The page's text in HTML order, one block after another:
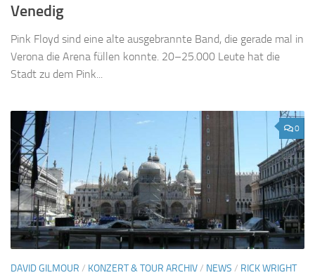
Venedig
Pink Floyd sind eine alte ausgebrannte Band, die gerade mal in
Verona die Arena füllen konnte. 20–25.000 Leute hat die
Stadt zu dem Pink...
0
DAVID GILMOUR / KONZERT & TOUR ARCHIV/ NEWS / RICK WRIGHT